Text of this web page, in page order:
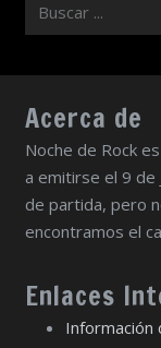
Acerca de
Noche de Rock
a emitirse el 9 de
de partida, pero
encontramos el
Enlaces
Información